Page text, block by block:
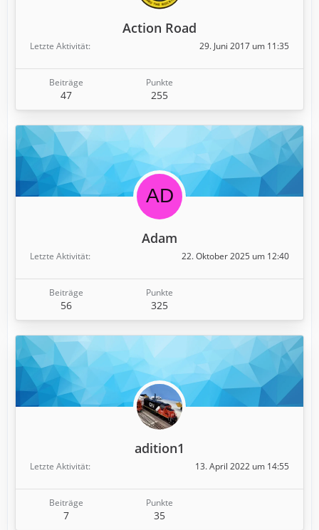
Action Road
Letzte Aktivität 29. Juni 2017 um 11:35
Beiträge
47
Punkte
255
Adam
Letzte Aktivität 22. Oktober 2025 um 12:40
Beiträge
56
Punkte
325
adition1
Letzte Aktivität 13. April 2022 um 14:55
Beiträge
7
Punkte
35